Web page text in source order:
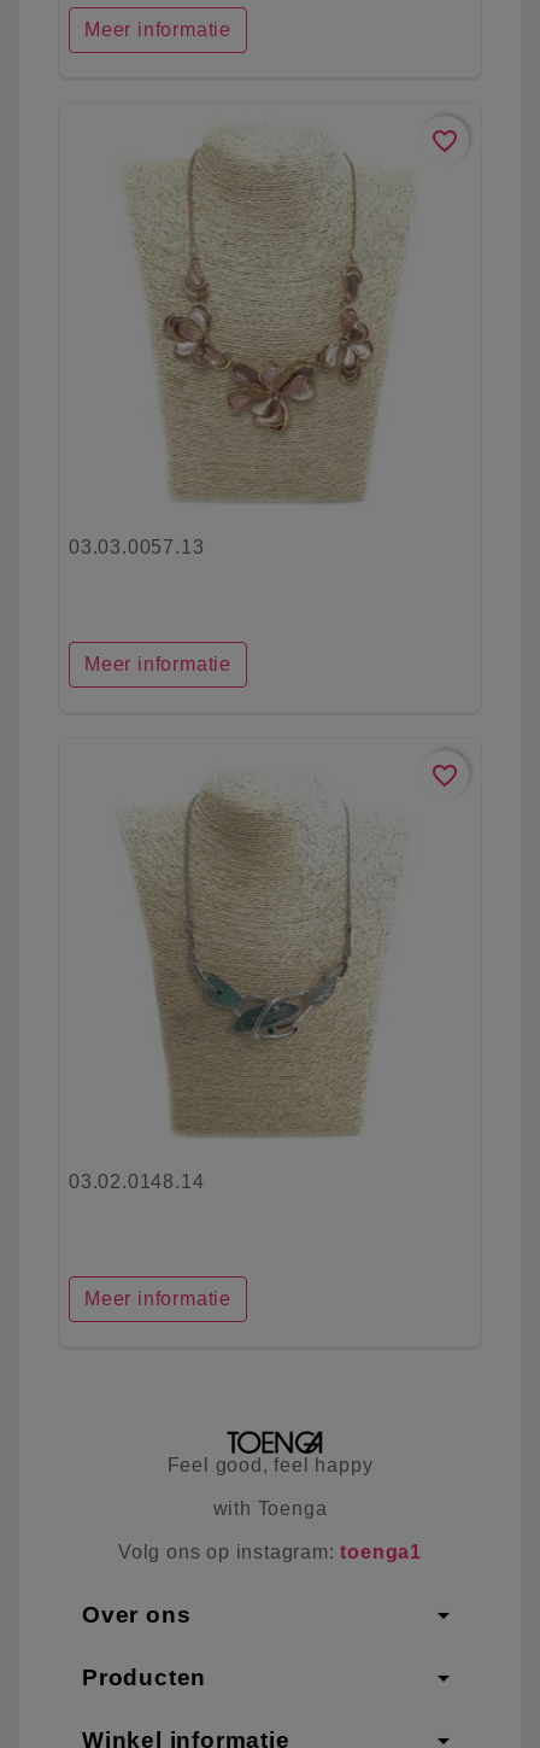
Meer informatie
favorite_border
03.03.0057.13
Meer informatie
favorite_border
03.02.0148.14
Meer informatie
Feel good, feel happy
with Toenga
Volg ons op instagram:toenga1
Over ons arrow_drop_down
Producten arrow_drop_down
Winkel informatie arrow_drop_down